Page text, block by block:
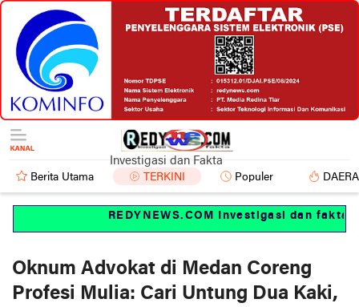
Investigasi dan Fakta
Berita Utama TERKINI Populer
REDYNEWS.COM Investigasi dan fakta
Oknum Advokat di Medan Coreng
Profesi Mulia: Cari Untung Dua Kaki,